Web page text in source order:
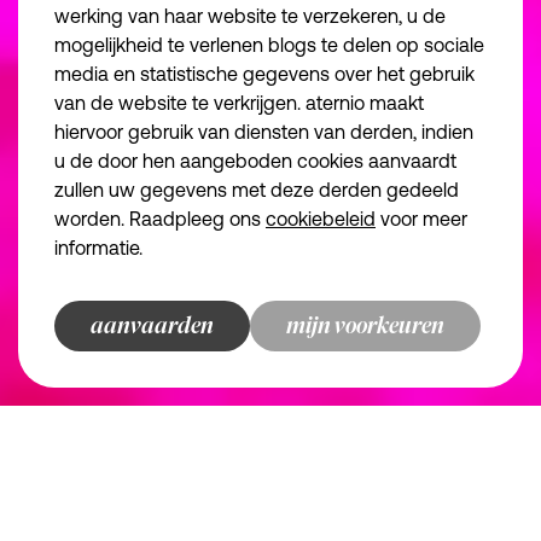
werking van haar website te verzekeren, u de
mogelijkheid te verlenen blogs te delen op sociale
media en statistische gegevens over het gebruik
van de website te verkrijgen. aternio maakt
hiervoor gebruik van diensten van derden, indien
u de door hen aangeboden cookies aanvaardt
zullen uw gegevens met deze derden gedeeld
worden. Raadpleeg ons cookiebeleid voor meer
informatie.
aanvaarden mijn voorkeuren
Essentiële cookies Noodzakelijk
Functionele cookies
Analytische cookies
Marketingcookies
bewaren en doorgaan
terug naar overzicht
terug naar overzicht
terug naar overzicht
terug naar overzicht
vind ons
Algemene
Algemene
Privacybeleid
Juridische
aternio
Disclaimer
we make the road